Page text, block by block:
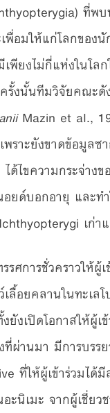
ที่
พื่อมให้แก่โลกขอ
พียงไม่กี่แห่งในโ
งนั้นทีมวิจัยคณะดั
Mazin et al.,
ราะยังขาดข้อมูล
ไขความกระจ่างข
ยด์บอกอายุ และท
เก่า
ศการชั่วคราวให้
ลื้อยคลานในทะเ
งเปิดโอกาสให้ผู้เ
ผ่านมา มีการบรร
ที่ให้ผู้เข้าร่วมได้
ะนิเมะ จากผู้เชี่ย